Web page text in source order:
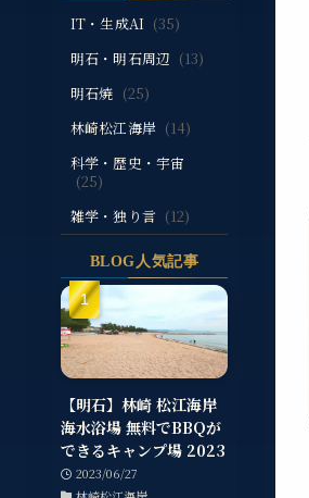
IT・生成AI (35)
明石・明石周辺 (13)
明石焼 (25)
林崎松江海岸 (14)
科学・歴史・宇宙
(25)
雑学・独り言 (12)
BLOG人気記事
【明石】林崎 松江海岸
海水浴場 無料でBBQが
できるキャンプ場 2023
2023/06/27